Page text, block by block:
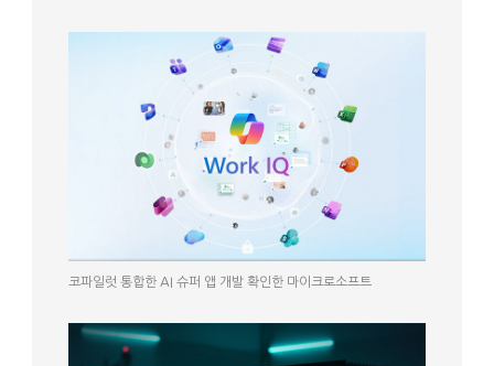
코파일럿 통합한 AI 슈퍼 앱 개발 확인한 마이크로소프트